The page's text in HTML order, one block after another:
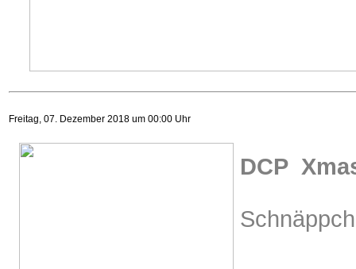
Freitag, 07. Dezember 2018 um 00:00 Uhr
DCP